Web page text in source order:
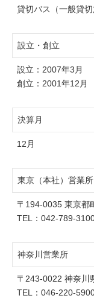
貸切バス（一般貸切
設立・創立
設立：2007年3月
創立：2001年12月
決算月
12月
東京（本社）営業所
〒194-0035 東京
TEL： 042-789-
神奈川営業所
〒243-0022 神奈
TEL： 046-220-